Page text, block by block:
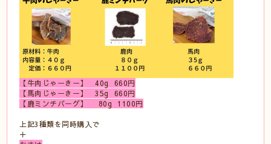
【牛肉じゃーきー】 40g 660円
【馬肉じゃーきー】 35g 660円
【鹿ミンチバーグ】 80g 1100円
上記3種類を同時購入で
＋